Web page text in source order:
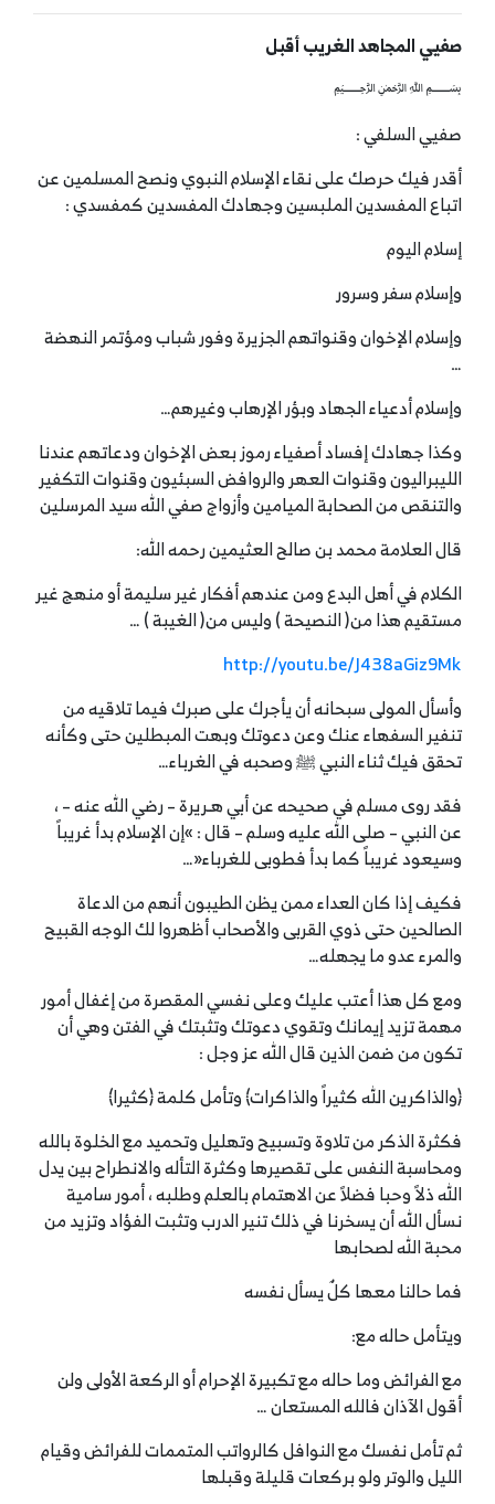
صفيي المجاهد الغريب أقبل
﷽
صفيي السلفي :
أقدر فيك حرصك على نقاء الإسلام النبوي ونصح المسلمين عن
اتباع المفسدين الملبسين وجهادك المفسدين كمفسدي :
إسلام اليوم
وإسلام سفر وسرور
وإسلام الإخوان وقنواتهم الجزيرة وفور شباب ومؤتمر النهضة
…
وإسلام أدعياء الجهاد وبؤر الإرهاب وغيرهم…
وكذا جهادك إفساد أصفياء رموز بعض الإخوان ودعاتهم عندنا
الليبراليون وقنوات العهر والروافض السبئيون وقنوات التكفير
والتنقص من الصحابة الميامين وأزواج صفي الله سيد المرسلين
قال العلامة محمد بن صالح العثيمين رحمه الله:
الكلام في أهل البدع ومن عندهم أفكار غير سليمة أو منهج غير
مستقيم هذا من( النصيحة ) وليس من( الغيبة ) …
http://youtu.be/J438aGiz9Mk
وأسأل المولى سبحانه أن يأجرك على صبرك فيما تلاقيه من
تنفير السفهاء عنك وعن دعوتك وبهت المبطلين حتى وكأنه
تحقق فيك ثناء النبي ﷺ وصحبه في الغرباء…
فقد روى مسلم في صحيحه عن أبي هـريرة – رضي الله عنه – ،
عن النبي – صلى الله عليه وسلم – قال : »إن الإسلام بدأ غريباً
وسيعود غريباً كما بدأ فطوبى للغرباء«…
فكيف إذا كان العداء ممن يظن الطيبون أنهم من الدعاة
الصالحين حتى ذوي القربى والأصحاب أظهروا لك الوجه القبيح
والمرء عدو ما يجهله…
ومع كل هذا أعتب عليك وعلى نفسي المقصرة من إغفال أمور
مهمة تزيد إيمانك وتقوي دعوتك وتثبتك في الفتن وهي أن
تكون من ضمن الذين قال الله عز وجل :
﴿والذاكرين الله كثيراً والذاكرات﴾ وتأمل كلمة ﴿كثيرا﴾
فكثرة الذكر من تلاوة وتسبيح وتهليل وتحميد مع الخلوة بالله
ومحاسبة النفس على تقصيرها وكثرة التأله والانطراح بين يدل
الله ذلاً وحبا فضلاً عن الاهتمام بالعلم وطلبه ، أمور سامية
نسأل الله أن يسخرنا في ذلك تنير الدرب وتثبت الفؤاد وتزيد من
محبة الله لصحابها
فما حالنا معها كلٌ يسأل نفسه
ويتأمل حاله مع:
مع الفرائض وما حاله مع تكبيرة الإحرام أو الركعة الأولى ولن
أقول الآذان فالله المستعان …
ثم تأمل نفسك مع النوافل كالرواتب المتممات للفرائض وقيام
الليل والوتر ولو بركعات قليلة وقبلها